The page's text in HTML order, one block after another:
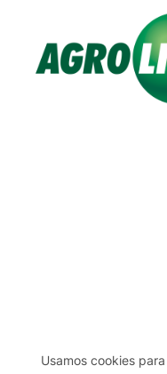
Usamos cookies